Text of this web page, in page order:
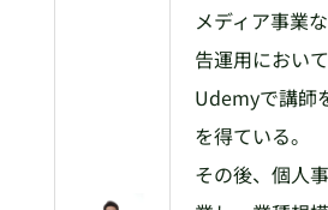
メディア事業
告運用におい
Udemyで講師
を得ている。
その後、個人